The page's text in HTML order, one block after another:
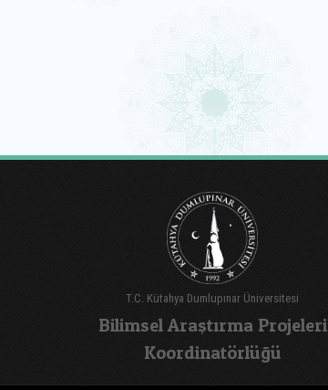
T.C. Kütahya Dumlupınar Üniversitesi
Bilimsel Araştırma Projeleri
Koordinatörlüğü